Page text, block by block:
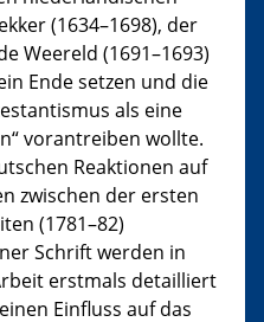
(1634–1698), der
Weereld (1691–1693)
Ende setzen und die
als eine
vorantreiben wollte.
Reaktionen auf
zwischen der ersten
(1781–82)
Schrift werden in
erstmals detailliert
Einfluss auf das